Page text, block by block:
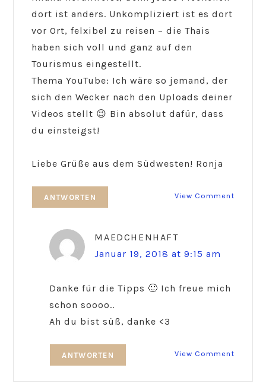
dort ist anders. Unkompliziert ist es dort
vor Ort, felxibel zu reisen – die Thais
haben sich voll und ganz auf den
Tourismus eingestellt.
Thema YouTube: Ich wäre so jemand, der
sich den Wecker nach den Uploads deiner
Videos stellt 😉 Bin absolut dafür, dass
du einsteigst!
Liebe Grüße aus dem Südwesten! Ronja
View Comment
ANTWORTEN
MAEDCHENHAFT
Januar 19, 2018 at 9:15 am
Danke für die Tipps 🙂 Ich freue mich
schon soooo..
Ah du bist süß, danke <3
View Comment
ANTWORTEN